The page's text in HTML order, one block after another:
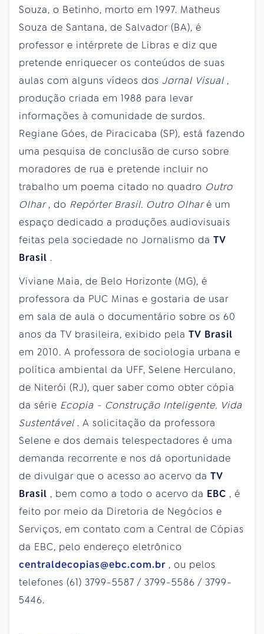
Souza, o Betinho, morto em 1997. Matheus
Souza de Santana, de Salvador (BA), é
professor e intérprete de Libras e diz que
pretende enriquecer os conteúdos de suas
aulas com alguns vídeos dos Jornal Visual ,
produção criada em 1988 para levar
informações à comunidade de surdos.
Regiane Góes, de Piracicaba (SP), está fazendo
uma pesquisa de conclusão de curso sobre
moradores de rua e pretende incluir no
trabalho um poema citado no quadro Outro
Olhar, do Repórter Brasil. Outro Olharé um
espaço dedicado a produções audiovisuais
feitas pela sociedade no Jornalismo da TV
Brasil .
Viviane Maia, de Belo Horizonte (MG), é
professora da PUC Minas e gostaria de usar
em sala de aula o documentário sobre os 60
anos da TV brasileira, exibido pela TV Brasil
em 2010. A professora de sociologia urbana e
política ambiental da UFF, Selene Herculano,
de Niterói (RJ), quer saber como obter cópia
da série Ecopia - Construção Inteligente. Vida
Sustentável . A solicitação da professora
Selene e dos demais telespectadores é uma
demanda recorrente e nos dá oportunidade
de divulgar que o acesso ao acervo da TV
Brasil , bem como a todo o acervo da EBC , é
feito por meio da Diretoria de Negócios e
Serviços, em contato com a Central de Cópias
da EBC, pelo endereço eletrônico
centraldecopias@ebc.com.br , ou pelos
telefones (61) 3799-5587 / 3799-5586 / 3799-
5446.